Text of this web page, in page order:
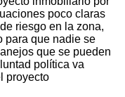
poco claras
riesgo en la zona,
para que nadie se
que se pueden
política va
proyecto